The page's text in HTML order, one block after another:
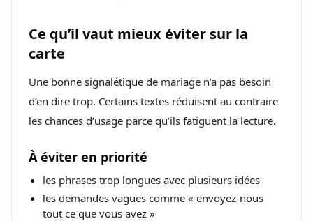
Ce qu’il vaut mieux éviter sur la
carte
Une bonne signalétique de mariage n’a pas besoin
d’en dire trop. Certains textes réduisent au contraire
les chances d’usage parce qu’ils fatiguent la lecture.
À éviter en priorité
les phrases trop longues avec plusieurs idées
les demandes vagues comme « envoyez-nous
tout ce que vous avez »